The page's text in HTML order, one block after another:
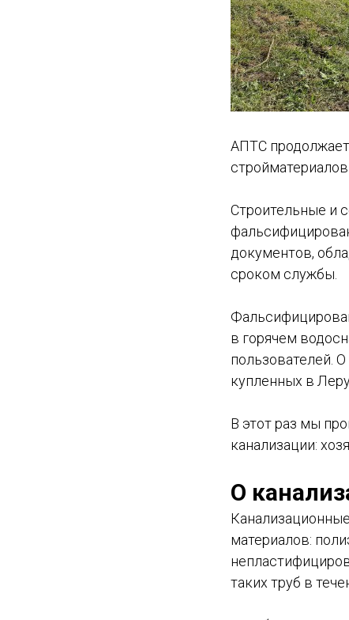
АПТС
Строительные и
документов,
сроком службы.
в горячем
пользователей.
купленных в
В этот раз мы
канализации:
О
материалов:
таких труб в